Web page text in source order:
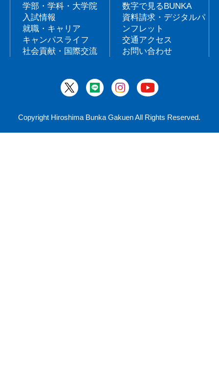
学部・学科・大学院
入試情報
就職・キャリア
キャンパスライフ
社会貢献・国際交流
数字で見るBUNKA
資料請求・デジタルパ
ンフレット
交通アクセス
お問い合わせ
Copyright Hiroshima Bunka Gakuen All Rights Reserved.